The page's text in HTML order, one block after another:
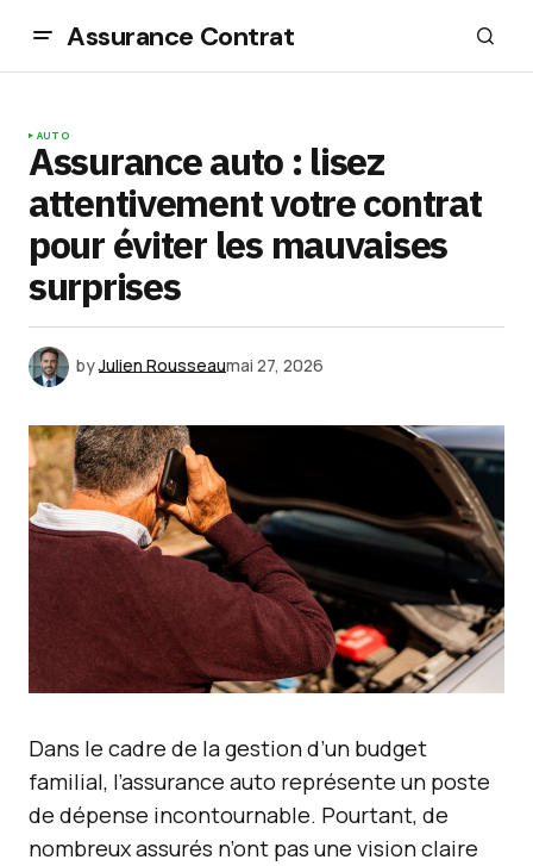
Assurance Contrat
AUTO
Assurance auto : lisez
attentivement votre contrat
pour éviter les mauvaises
surprises
byJulien Rousseaumai 27, 2026
Dans le cadre de la gestion d’un budget
familial, l’assurance auto représente un poste
de dépense incontournable. Pourtant, de
nombreux assurés n’ont pas une vision claire